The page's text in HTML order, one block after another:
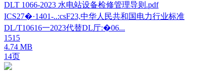
DLT 1066-2023 水电站设备检修管理导则.pdf
ICS27�·1401-..:csF23,中华人民共和国电力行业标准
DL/T10616一2023代替DL厅:�06...
1515
4.74 MB
14页